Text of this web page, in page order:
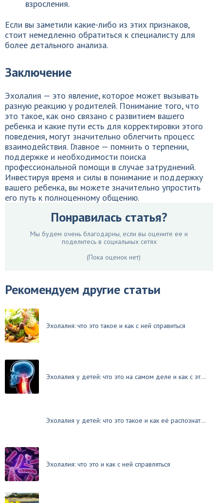
взросления.
Если вы заметили какие-либо из этих признаков,
стоит немедленно обратиться к специалисту для
более детального анализа.
Заключение
Эхолалия — это явление, которое может вызывать
разную реакцию у родителей. Понимание того, что
это такое, как оно связано с развитием вашего
ребенка и какие пути есть для корректировки этого
поведения, могут значительно облегчить процесс
взаимодействия. Главное — помнить о терпении,
поддержке и необходимости поиска
профессиональной помощи в случае затруднений.
Инвестируя время и силы в понимание и поддержку
вашего ребенка, вы можете значительно упростить
его путь к полноценному общению.
Понравилась статья?
Мы будем очень благодарны, если вы оцените ее и
поделитесь в социальных сетях
(Пока оценок нет)
Рекомендуем другие статьи
Эхолалия: что это такое и как с ней справиться
Эхолалия у детей: что это на самом деле и как с эт...
Эхолалия у детей: что это такое и как её распознат...
Эхолалия: что это и как с ней справляться